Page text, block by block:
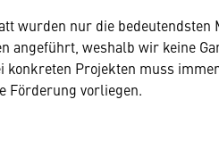
wurden nur die
angeführt, weshalb wir keine
konkreten Projekten muss
Förderung vorliegen.